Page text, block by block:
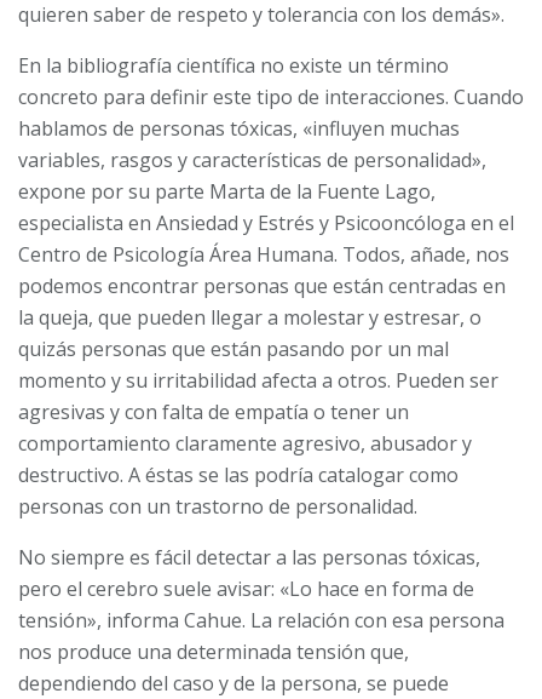
quieren saber de respeto y tolerancia con los demás».
En la bibliografía científica no existe un término
concreto para definir este tipo de interacciones. Cuando
hablamos de personas tóxicas, «influyen muchas
variables, rasgos y características de personalidad»,
expone por su parte Marta de la Fuente Lago,
especialista en Ansiedad y Estrés y Psicooncóloga en el
Centro de Psicología Área Humana. Todos, añade, nos
podemos encontrar personas que están centradas en
la queja, que pueden llegar a molestar y estresar, o
quizás personas que están pasando por un mal
momento y su irritabilidad afecta a otros. Pueden ser
agresivas y con falta de empatía o tener un
comportamiento claramente agresivo, abusador y
destructivo. A éstas se las podría catalogar como
personas con un trastorno de personalidad.
No siempre es fácil detectar a las personas tóxicas,
pero el cerebro suele avisar: «Lo hace en forma de
tensión», informa Cahue. La relación con esa persona
nos produce una determinada tensión que,
dependiendo del caso y de la persona, se puede